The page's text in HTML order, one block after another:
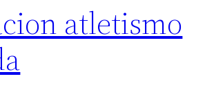
atletismo